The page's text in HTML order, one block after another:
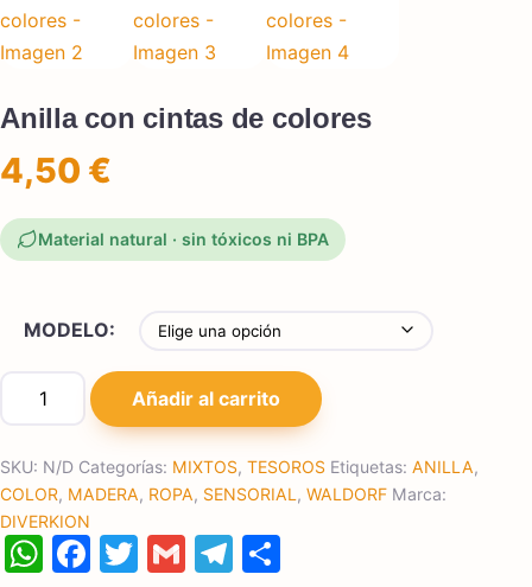
Anilla con cintas de colores
4,50 €
Material natural · sin tóxicos ni BPA
MODELO:
Anilla con cintas de colores cantidad
Añadir al carrito
SKU: N/D Categorías: MIXTOS, TESOROS Etiquetas: ANILLA,
COLOR, MADERA, ROPA, SENSORIAL , WALDORF Marca:
DIVERKION
WhatsApp
Facebook
Twitter
GmailTelegram